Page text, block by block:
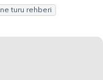
turu rehberi